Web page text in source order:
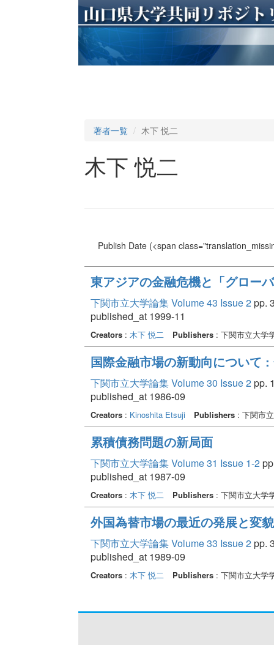
著者一覧 木下 悦二
木下 悦二
Publish Date(<span
東アジアの金融危機と「グロー
下関市立大学論集 Volume 43 Issue 2pp.
published_at 1999-11
Creators: 木下 悦二 Publishers: 下関市立大学
国際金融市場の新動向について
下関市立大学論集 Volume 30 Issue 2pp.
published_at 1986-09
Creators: Kinoshita Etsuji Publishers: 下関市
累積債務問題の新局面
下関市立大学論集 Volume 31 Issue 1-2
published_at 1987-09
Creators: 木下 悦二 Publishers: 下関市立大学
外国為替市場の最近の発展と変
下関市立大学論集 Volume 33 Issue 2pp.
published_at 1989-09
Creators: 木下 悦二 Publishers: 下関市立大学